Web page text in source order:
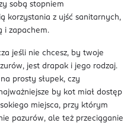
sobą stopniem
korzystania z ujść sanitarnych,
i zapachem.
jeśli nie chcesz, by twoje
jest drapak i jego rodzaj.
prosty słupek, czy
by kot miał dostęp
miejsca, przy którym
pazurów, ale też przeciąganie